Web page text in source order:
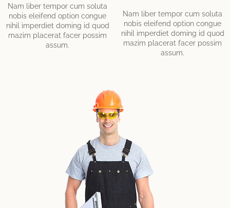
Nam liber tempor cum soluta
nobis eleifend option congue
nihil imperdiet doming id quod
mazim placerat facer possim
assum.
Nam liber tempor cum soluta
nobis eleifend option congue
nihil imperdiet doming id quod
mazim placerat facer possim
assum.